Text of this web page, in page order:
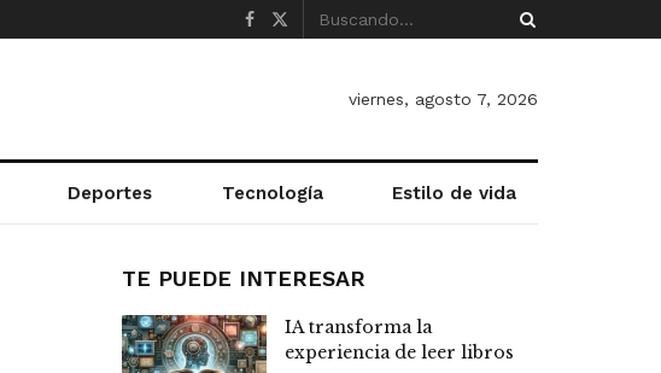
viernes, agosto 7, 2026
Deportes Tecnología Estilo de vida
TE PUEDE INTERESAR
IA transforma la
experiencia de leer libros